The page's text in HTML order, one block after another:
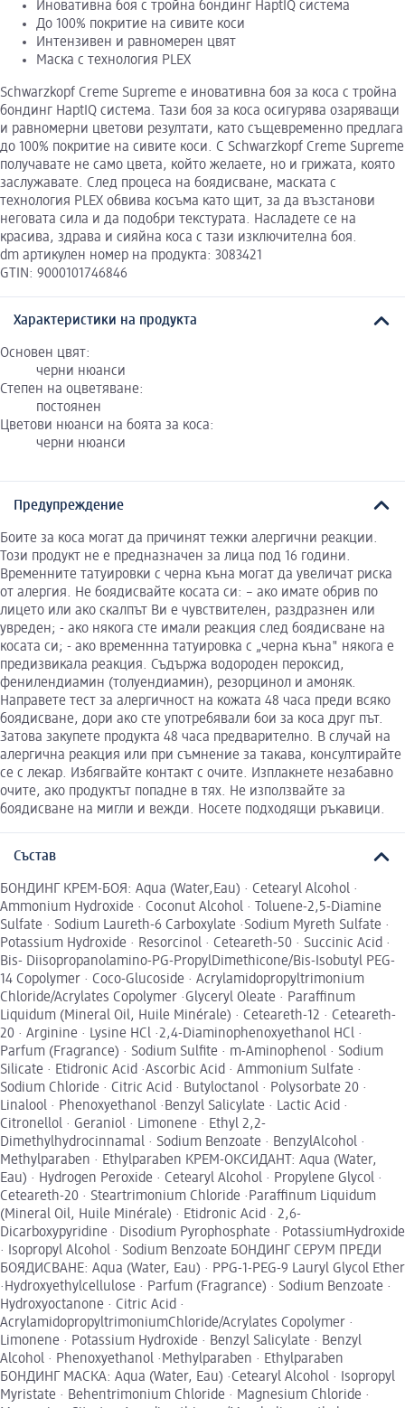
Иновативна боя с тройна бондинг HaptIQ система
До 100% покритие на сивите коси
Интензивен и равномерен цвят
Маска с технология PLEX
Schwarzkopf Creme Supreme е иновативна боя за коса с тройна
бондинг HaptIQ система. Тази боя за коса осигурява озаряващи
и равномерни цветови резултати, като същевременно предлага
до 100% покритие на сивите коси. С Schwarzkopf Creme Supreme
получавате не само цвета, който желаете, но и грижата, която
заслужавате. След процеса на боядисване, маската с
технология PLEX обвива косъма като щит, за да възстанови
неговата сила и да подобри текстурата. Насладете се на
красива, здрава и сияйна коса с тази изключителна боя.
dm артикулен номер на продукта: 3083421
GTIN: 9000101746846
Характеристики на продукта
Основен цвят:
черни нюанси
Степен на оцветяване:
постоянен
Цветови нюанси на боята за коса:
черни нюанси
Предупреждение
Боите за коса могат да причинят тежки алергични реакции.
Този продукт не е предназначен за лица под 16 години.
Временните татуировки с черна къна могат да увеличат риска
от алергия. Не боядисвайте косата си: – ако имате обрив по
лицето или ако скалпът Ви е чувствителен, раздразнен или
увреден; - ако някога сте имали реакция след боядисване на
косата си; - ако временнна татуировка с „черна къна" някога е
предизвикала реакция. Съдържа водороден пероксид,
фенилендиамин (толуендиамин), резорцинол и амоняк.
Направете тест за алергичност на кожата 48 часа преди всяко
боядисване, дори ако сте употребявали бои за коса друг път.
Затова закупете продукта 48 часа предварително. В случай на
алергична реакция или при съмнение за такава, консултирайте
се с лекар. Избягвайте контакт с очите. Изплакнете незабавно
очите, ако продуктът попадне в тях. Не използвайте за
боядисване на мигли и вежди. Носете подходящи ръкавици.
Състав
БОНДИНГ КРЕМ-БОЯ: Aqua (Water,Eau) · Cetearyl Alcohol ·
Ammonium Hydroxide · Coconut Alcohol · Toluene-2,5-Diamine
Sulfate · Sodium Laureth-6 Carboxylate ·Sodium Myreth Sulfate ·
Potassium Hydroxide · Resorcinol · Ceteareth-50 · Succinic Acid ·
Bis- Diisopropanolamino-PG-PropylDimethicone/Bis-Isobutyl PEG-
14 Copolymer · Coco-Glucoside · Acrylamidopropyltrimonium
Chloride/Acrylates Copolymer ·Glyceryl Oleate · Paraffinum
Liquidum (Mineral Oil, Huile Minérale) · Ceteareth-12 · Ceteareth-
20 · Arginine · Lysine HCl ·2,4-Diaminophenoxyethanol HCl ·
Parfum (Fragrance) · Sodium Sulfite · m-Aminophenol · Sodium
Silicate · Etidronic Acid ·Ascorbic Acid · Ammonium Sulfate ·
Sodium Chloride · Citric Acid · Butyloctanol · Polysorbate 20 ·
Linalool · Phenoxyethanol ·Benzyl Salicylate · Lactic Acid ·
Citronellol · Geraniol · Limonene · Ethyl 2,2-
Dimethylhydrocinnamal · Sodium Benzoate · BenzylAlcohol ·
Methylparaben · Ethylparaben КРЕМ-ОКСИДАНТ: Aqua (Water,
Eau) · Hydrogen Peroxide · Cetearyl Alcohol · Propylene Glycol ·
Ceteareth-20 · Steartrimonium Chloride ·Paraffinum Liquidum
(Mineral Oil, Huile Minérale) · Etidronic Acid · 2,6-
Dicarboxypyridine · Disodium Pyrophosphate · PotassiumHydroxide
· Isopropyl Alcohol · Sodium Benzoate БОНДИНГ СЕРУМ ПРЕДИ
БОЯДИСВАНЕ: Aqua (Water, Eau) · PPG-1-PEG-9 Lauryl Glycol Ether
·Hydroxyethylcellulose · Parfum (Fragrance) · Sodium Benzoate ·
Hydroxyoctanone · Citric Acid ·
AcrylamidopropyltrimoniumChloride/Acrylates Copolymer ·
Limonene · Potassium Hydroxide · Benzyl Salicylate · Benzyl
Alcohol · Phenoxyethanol ·Methylparaben · Ethylparaben
БОНДИНГ МАСКА: Aqua (Water, Eau) ·Cetearyl Alcohol · Isopropyl
Myristate · Behentrimonium Chloride · Magnesium Chloride ·